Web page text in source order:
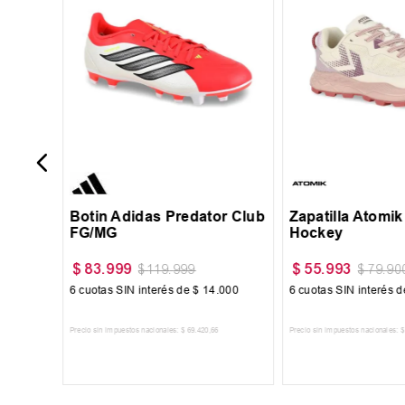
Botin Adidas Predator Club
FG/MG
$ 83.999 $ 119.999
6 cuotas SIN interés de$ 14 .000
Precio sin impuestos nacionales: $ 69.420 ,66
Zapatilla
Hockey
$ 55.993 $ 79.
6 cuotas SIN interés
Precio sin impuestos nacionales: $